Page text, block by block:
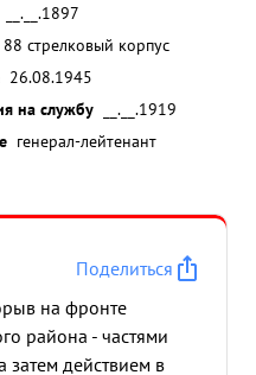
__.__.1897
88 стрелковый корпус
26.08.1945
на службу
__.__.1919
генерал-лейтенант
Поделиться
на фронте
района - частями
затем действием в